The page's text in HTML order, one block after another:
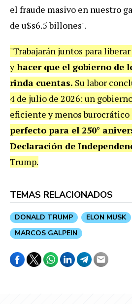
el fraude masivo en nuestro
de u$s6.5 billones".
"Trabajarán juntos para
yhacer que el gobierno de
rinda cuentas. Su labor
4 de julio de 2026: un
eficiente y menos burocrático
perfecto para el 250°
Declaración de
Trump.
TEMAS RELACIONADOS
DONALD TRUMP ELON MUSK
MARCOS GALPEIN